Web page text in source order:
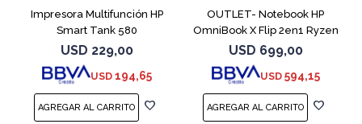
Impresora Multifunción HP
Smart Tank 580
USD 229,00
USD 194,65
OUTLET- Notebook HP
OmniBook X Flip 2en1 Ryzen
5 512GB 8GB
USD 699,00
USD 594,15